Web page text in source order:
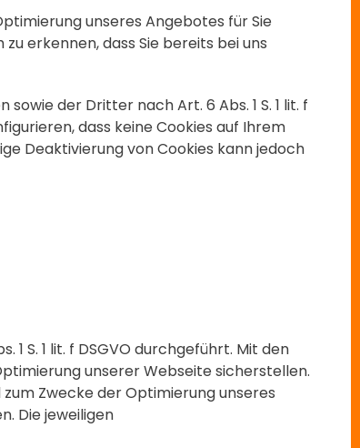
unseres Angebotes für Sie
erkennen, dass Sie bereits bei uns
der Dritter nach Art. 6 Abs. 1 S. 1 lit. f
dass keine Cookies auf Ihrem
Deaktivierung von Cookies kann jedoch
S. 1 lit. f DSGVO durchgeführt. Mit den
unserer Webseite sicherstellen.
Zwecke der Optimierung unseres
Die jeweiligen